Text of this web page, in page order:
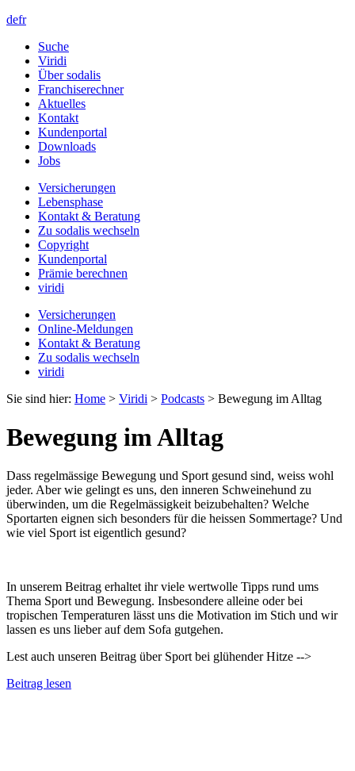
defr
Suche
Viridi
Über sodalis
Franchiserechner
Aktuelles
Kontakt
Kundenportal
Downloads
Jobs
Versicherungen
Lebensphase
Kontakt & Beratung
Zu sodalis wechseln
Copyright
Kundenportal
Prämie berechnen
viridi
Versicherungen
Online-Meldungen
Kontakt & Beratung
Zu sodalis wechseln
viridi
Sie sind hier: Home > Viridi > Podcasts > Bewegung im Alltag
Bewegung im Alltag
Dass regelmässige Bewegung und Sport gesund sind, weiss wohl
jeder. Aber wie gelingt es uns, den inneren Schweinehund zu
überwinden, um die Regelmässigkeit beizubehalten? Welche
Sportarten eignen sich besonders für die heissen Sommertage? Und
wie viel Sport ist eigentlich gesund?
In unserem Beitrag erhaltet ihr viele wertwolle Tipps rund ums
Thema Sport und Bewegung. Insbesondere alleine oder bei
tropischen Temperaturen lässt uns die Motivation im Stich und wir
lassen es uns lieber auf dem Sofa gutgehen.
Lest auch unseren Beitrag über Sport bei glühender Hitze -->
Beitrag lesen